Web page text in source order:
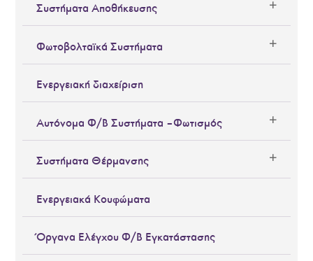
Συστήματα Αποθήκευσης
Φωτοβολταϊκά Συστήματα
Ενεργειακή διαχείριση
Αυτόνομα Φ/Β Συστήματα – Φωτισμός
Συστήματα Θέρμανσης
Ενεργειακά Κουφώματα
Όργανα Ελέγχου Φ/Β Εγκατάστασης